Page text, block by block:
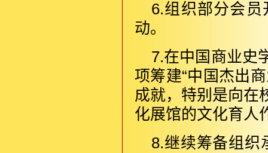
6.组织部分会
动。
7.在中国商业史
项筹建“中国杰出
成就，特别是向在
化展馆的文化育人
8.继续筹备组织